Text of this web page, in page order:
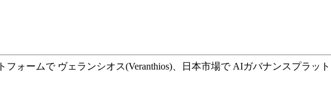
ォームで ヴェランシオス(Veranthios)、日本市場で AIガバナンスプラッ